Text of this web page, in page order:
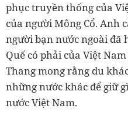
phục truyền thống của
của người Mông Cổ. Anh
người bạn nước ngoài đã
Quế có phải của Việt
Thang mong rằng du
những nước khác để giữ
nước Việt Nam.